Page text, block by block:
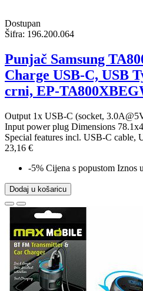
Dostupan
Šifra: 196.200.064
Punjač Samsung
Charge USB-C, USB
crni, EP-
Output 1x USB-C (socket,
Input power plug Dimensions
Special features incl. USB-C cable,
23,16 €
-5% Cijena s popustom Iznos
Dodaj u košaricu